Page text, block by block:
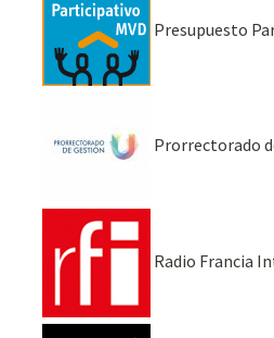
Presupuesto
Prorrectorado
Radio Francia